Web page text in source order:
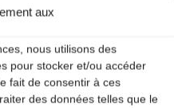
aux
nous utilisons des
pour stocker et/ou accéder
fait de consentir à ces
des données telles que le